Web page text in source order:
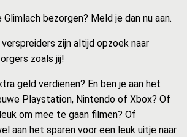
Glimlach bezorgen? Meld je dan nu aan.
zijn altijd opzoek naar
zoals jij!
geld verdienen? En ben je aan het
Playstation, Nintendo of Xbox? Of
om mee te gaan filmen? Of
aan het sparen voor een leuk uitje naar